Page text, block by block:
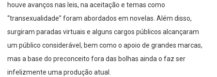
houve avanços nas leis, na aceitação e temas como
“transexualidade” foram abordados em novelas. Além disso,
surgiram paradas virtuais e alguns cargos públicos alcançaram
um público considerável, bem como o apoio de grandes marcas,
mas a base do preconceito fora das bolhas ainda o faz ser
infelizmente uma produção atual.